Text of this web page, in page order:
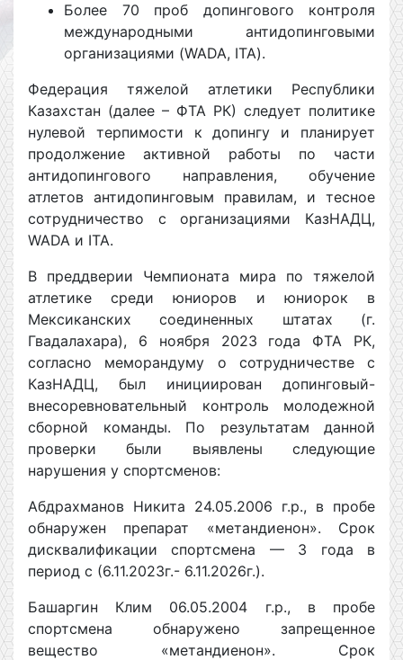
Более 70 проб допингового контроля
международными антидопинговыми
организациями (WADA, ITA).
Федерация тяжелой атлетики Республики
Казахстан (далее – ФТА РК) следует политике
нулевой терпимости к допингу и планирует
продолжение активной работы по части
антидопингового направления, обучение
атлетов антидопинговым правилам, и тесное
сотрудничество с организациями КазНАДЦ,
WADA и ITA.
В преддверии Чемпионата мира по тяжелой
атлетике среди юниоров и юниорок в
Мексиканских соединенных штатах (г.
Гвадалахара), 6 ноября 2023 года ФТА РК,
согласно меморандуму о сотрудничестве с
КазНАДЦ, был инициирован допинговый-
внесоревновательный контроль молодежной
сборной команды. По результатам данной
проверки были выявлены следующие
нарушения у спортсменов:
Абдрахманов Никита 24.05.2006 г.р., в пробе
обнаружен препарат «метандиенон». Срок
дисквалификации спортсмена — 3 года в
период с (6.11.2023г.- 6.11.2026г.).
Башаргин Клим 06.05.2004 г.р., в пробе
спортсмена обнаружено запрещенное
вещество «метандиенон». Срок